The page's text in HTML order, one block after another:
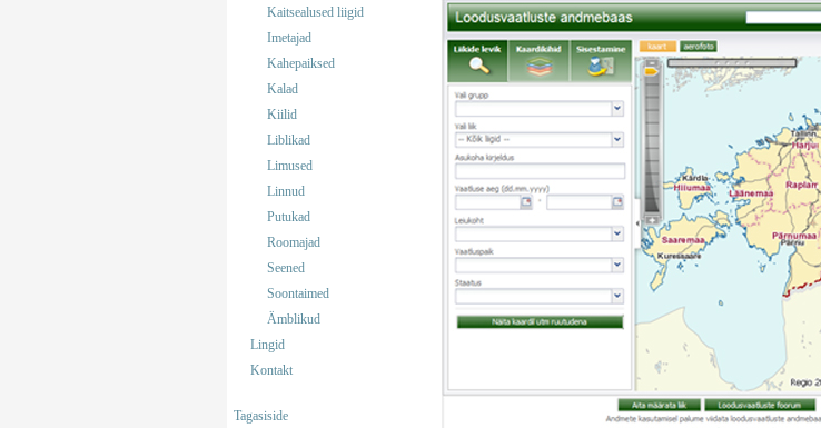
Kaitsealused liigid
Imetajad
Kahepaiksed
Kalad
Kiilid
Liblikad
Limused
Linnud
Putukad
Roomajad
Seened
Soontaimed
Ämblikud
Lingid
Kontakt
Tagasiside